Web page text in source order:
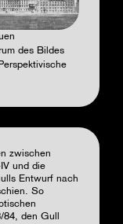
des Bildes
zwischen
und die
Entwurf nach
So
den Gull